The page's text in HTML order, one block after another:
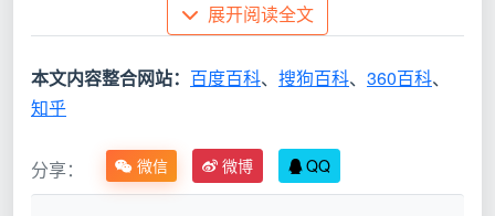
除垢时，不能用强酸性洁厕粉、稀盐酸等。，否则
为厨房家庭的“重要场所”，使用频率高，油烟容易产生
污渍。橱柜作为厨房的主体部分，自然要进行老门板清
洁保养。否则再好的橱柜也帮不上油烟的入侵，变得暗
淡无光，也影响使用。
展开阅读全文
本文内容整合网站： 百度百科、 搜狗百科、 360百科、
知乎
分享： 微信 微博 QQ